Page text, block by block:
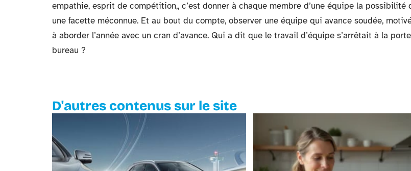
empathie, esprit de compétition,, c’est donner à chaque membre d’une équipe la possibilité
une facette méconnue. Et au bout du compte, observer une équipe qui avance soudée,
à aborder l’année avec un cran d’avance. Qui a dit que le travail d’équipe s’arrêtait à la
bureau ?
D'autres contenus sur le site